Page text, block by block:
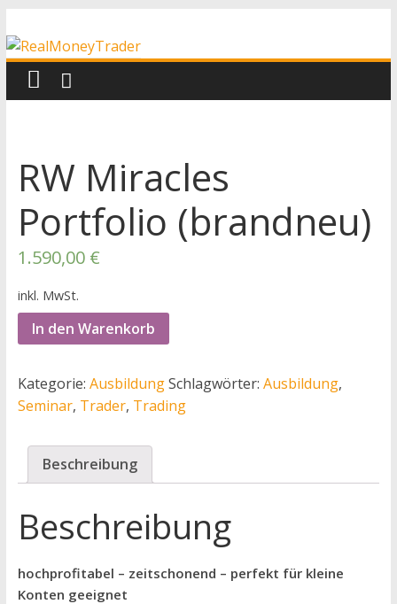
Inhalt
springen
RealMoneyTrader
Echtgeld-
Trading
RW Miracles
Portfolio (brandneu)
1.590,00 €
inkl. MwSt.
In den Warenkorb
Kategorie: AusbildungSchlagwörter: Ausbildung,
Seminar, Trader, Trading
Beschreibung
Beschreibung
hochprofitabel – zeitschonend – perfekt für kleine
Konten geeignet